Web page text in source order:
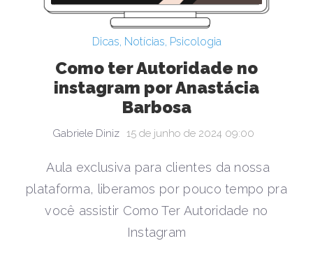
Dicas, Notícias, Psicologia
Como ter Autoridade no
instagram por Anastácia
Barbosa
Gabriele Diniz 15 de junho de 2024 09:00
Aula exclusiva para clientes da nossa
plataforma, liberamos por pouco tempo pra
você assistir Como Ter Autoridade no
Instagram